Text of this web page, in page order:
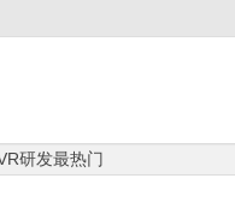
研发最热门